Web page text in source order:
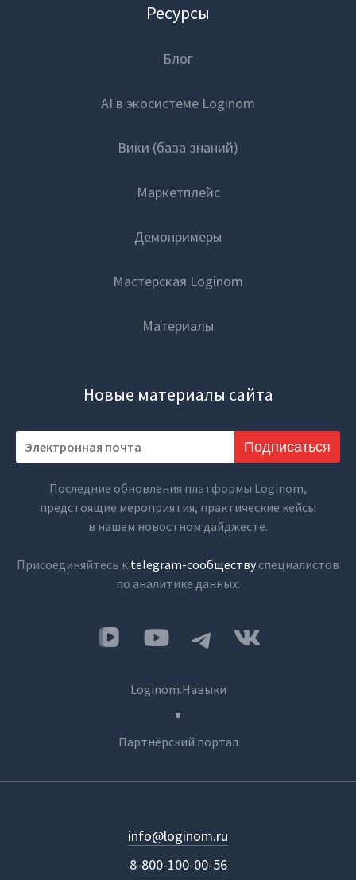
Поддержка
Обратная связь
Ресурсы
Блог
AI в экосистеме Loginom
Вики (база знаний)
Маркетплейс
Демопримеры
Мастерская Loginom
Материалы
Новые материалы сайта
Подписаться
Последние обновления платформы Loginom,
предстоящие мероприятия, практические кейсы
в нашем новостном дайджесте.
Присоединяйтесь к telegram-сообществу специалистов
по аналитике данных.
Loginom.Навыки
Партнёрский портал
8-800-100-00-56
info@loginom.ru